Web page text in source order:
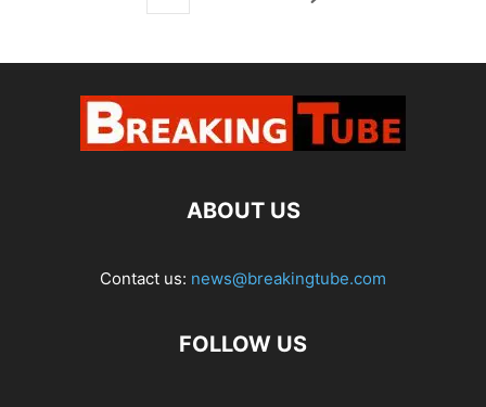
ABOUT US
Contact us: news@breakingtube.com
FOLLOW US